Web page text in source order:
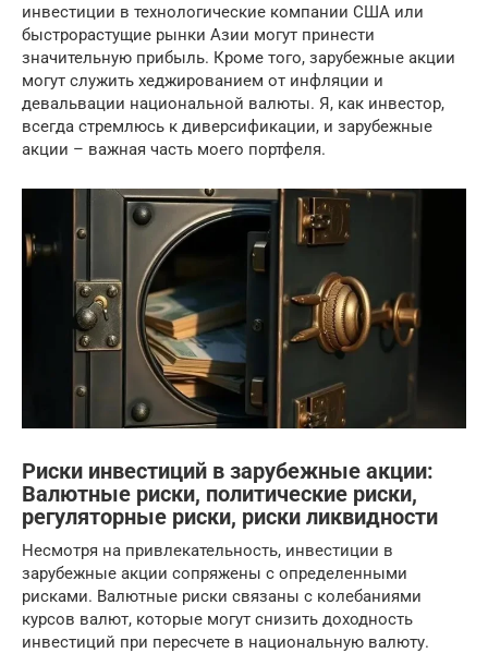
инвестиции в технологические компании США или
быстрорастущие рынки Азии могут принести
значительную прибыль. Кроме того, зарубежные акции
могут служить хеджированием от инфляции и
девальвации национальной валюты. Я, как инвестор,
всегда стремлюсь к диверсификации, и зарубежные
акции – важная часть моего портфеля.
Риски инвестиций в зарубежные акции:
Валютные риски, политические риски,
регуляторные риски, риски ликвидности
Несмотря на привлекательность, инвестиции в
зарубежные акции сопряжены с определенными
рисками. Валютные риски связаны с колебаниями
курсов валют, которые могут снизить доходность
инвестиций при пересчете в национальную валюту.